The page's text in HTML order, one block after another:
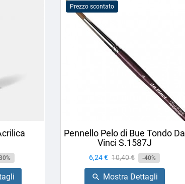
Prezzo scontato
Pennello Pelo di Bue Tondo Da
Vinci S.1587J
Prezzo
6,24 € Prezzo
base
10,40 € -40%
 Mostra Dettagli